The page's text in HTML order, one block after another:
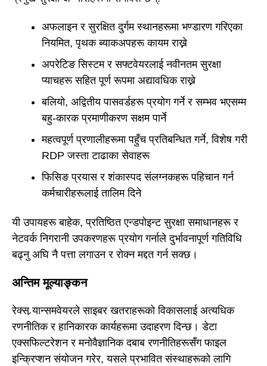
अफलाइन र सुरक्षित दुर्गम स्थानहरूमा भण्डारण गरिएका
नियमित, पृथक ब्याकअपहरू कायम राख्ने
अपरेटिङ सिस्टम र सफ्टवेयरलाई नवीनतम सुरक्षा
प्याचहरू सहित पूर्ण रूपमा अद्यावधिक राख्ने
बलियो, अद्वितीय पासवर्डहरू प्रयोग गर्ने र सम्भव भएसम्म
बहु-कारक प्रमाणीकरण सक्षम पार्ने
महत्वपूर्ण प्रणालीहरूमा पहुँच प्रतिबन्धित गर्ने, विशेष गरी
RDP जस्ता टाढाका सेवाहरू
फिसिङ प्रयास र शंकास्पद संलग्नकहरू पहिचान गर्न
कर्मचारीहरूलाई तालिम दिने
यी उपायहरू बाहेक, प्रतिष्ठित एन्डपोइन्ट सुरक्षा समाधानहरू र
नेटवर्क निगरानी उपकरणहरू प्रयोग गर्नाले दुर्भावनापूर्ण गतिविधि
बढ्नु अघि नै पत्ता लगाउन र रोक्न मद्दत गर्न सक्छ।
अन्तिम मूल्याङ्कन
रेक्स र्‍यान्समवेयरले साइबर खतराहरूको विकासलाई अत्यधिक
रणनीतिक र हानिकारक कार्यहरूमा उदाहरण दिन्छ। डेटा
एक्सफिल्टरेशन र मनोवैज्ञानिक दबाब रणनीतिहरूसँग फाइल
इन्क्रिप्शन संयोजन गरेर, यसले प्रभावित संस्थाहरूको लागि